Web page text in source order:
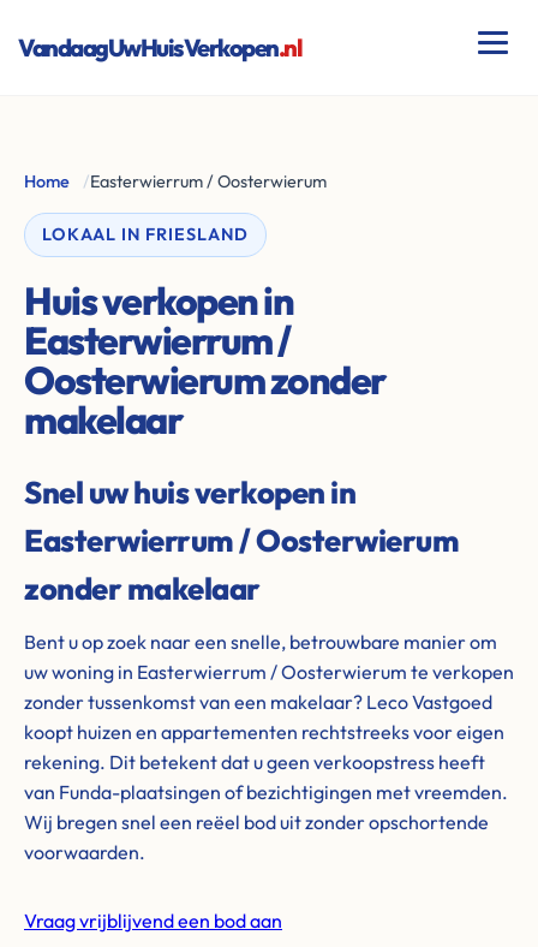
VandaagUwHuisVerkopen.nl
Home /Easterwierrum / Oosterwierum
LOKAAL IN FRIESLAND
Huis verkopen in
Easterwierrum /
Oosterwierum zonder
makelaar
Snel uw huis verkopen in
Easterwierrum / Oosterwierum
zonder makelaar
Bent u op zoek naar een snelle, betrouwbare manier om
uw woning in Easterwierrum / Oosterwierum te verkopen
zonder tussenkomst van een makelaar? Leco Vastgoed
koopt huizen en appartementen rechtstreeks voor eigen
rekening. Dit betekent dat u geen verkoopstress heeft
van Funda-plaatsingen of bezichtigingen met vreemden.
Wij bregen snel een reëel bod uit zonder opschortende
voorwaarden.
Vraag vrijblijvend een bod aan